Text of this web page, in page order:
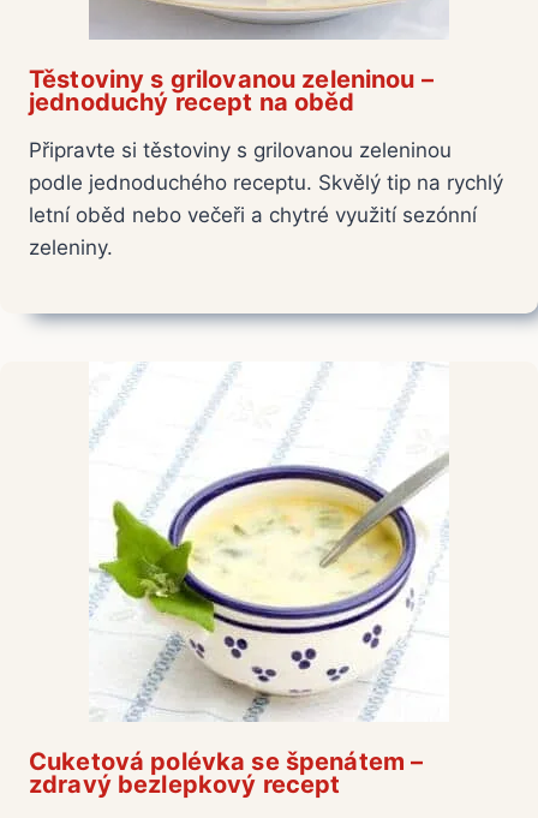
Těstoviny s grilovanou zeleninou –
jednoduchý recept na oběd
Připravte si těstoviny s grilovanou zeleninou
podle jednoduchého receptu. Skvělý tip na rychlý
letní oběd nebo večeři a chytré využití sezónní
zeleniny.
Cuketová polévka se špenátem –
zdravý bezlepkový recept